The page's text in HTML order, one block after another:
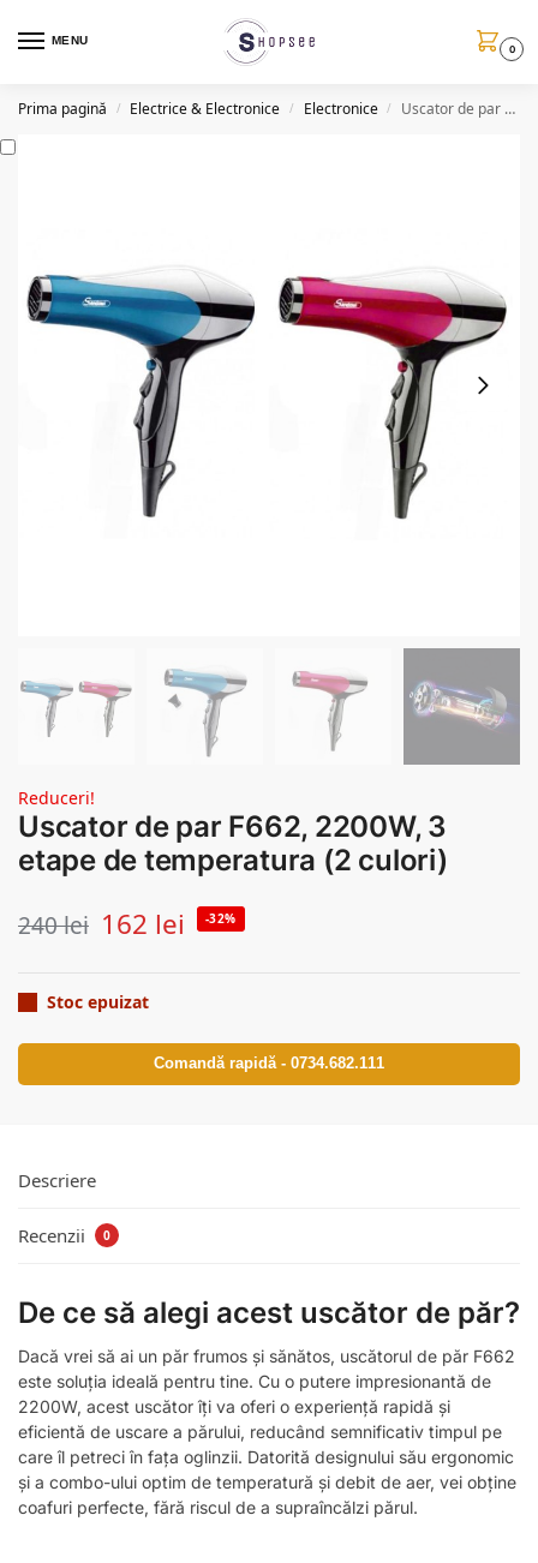
MENU
0
Prima pagină / Electrice & Electronice / Electronice / Uscator de par F662, 2200W, 3 etape de temperatura (2 culori)
Reduceri!
Uscator de par F662, 2200W, 3
etape de temperatura (2 culori)
240lei 162 lei -32%
Stoc epuizat
Comandă rapidă - 0734.682.111
Descriere
Recenzii 0
De ce să alegi acest uscător de păr?
Dacă vrei să ai un păr frumos și sănătos, uscătorul de păr F662
este soluția ideală pentru tine. Cu o putere impresionantă de
2200W, acest uscător îți va oferi o experiență rapidă și
eficientă de uscare a părului, reducând semnificativ timpul pe
care îl petreci în fața oglinzii. Datorită designului său ergonomic
și a combo-ului optim de temperatură și debit de aer, vei obține
coafuri perfecte, fără riscul de a supraîncălzi părul.